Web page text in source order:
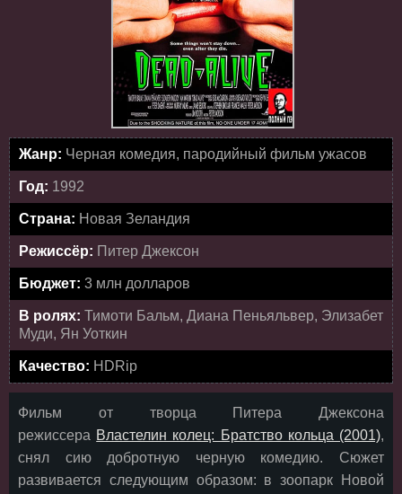
Жанр: Черная комедия, пародийный фильм ужасов
Год: 1992
Страна: Новая Зеландия
Режиссёр: Питер Джексон
Бюджет: 3 млн долларов
В ролях: Тимоти Бальм, Диана Пеньяльвер, Элизабет
Муди, Ян Уоткин
Качество: HDRip
Фильм от творца Питера Джексона
режиссера Властелин колец: Братство кольца (2001),
снял сию добротную черную комедию. Сюжет
развивается следующим образом: в зоопарк Новой